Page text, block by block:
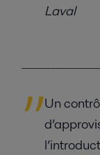
Laval
Un